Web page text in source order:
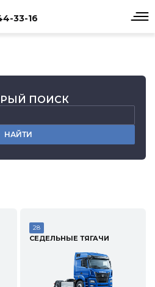
33-16
ПОИСК
НАЙТИ
28
СЕДЕЛЬНЫЕ ТЯГАЧИ